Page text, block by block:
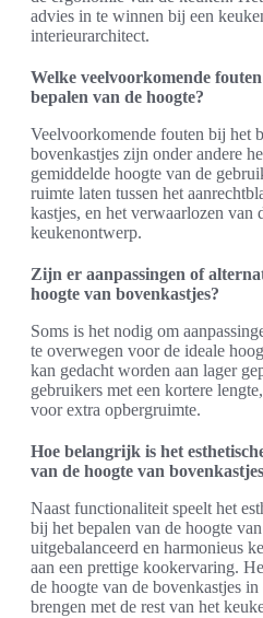
advies in te winnen bij een
interieurarchitect.
Welke veelvoorkomende
bepalen van de hoogte?
Veelvoorkomende fouten bij het
bovenkastjes zijn onder andere
gemiddelde hoogte van de
ruimte laten tussen het
kastjes, en het verwaarlozen van
keukenontwerp.
Zijn er aanpassingen of
hoogte van bovenkastjes?
Soms is het nodig om
te overwegen voor de ideale
kan gedacht worden aan lager
gebruikers met een kortere
voor extra opbergruimte.
Hoe belangrijk is het
van de hoogte van
Naast functionaliteit speelt het
bij het bepalen van de hoogte
uitgebalanceerd en harmonieus
aan een prettige kookervaring.
de hoogte van de bovenkastjes
brengen met de rest van het